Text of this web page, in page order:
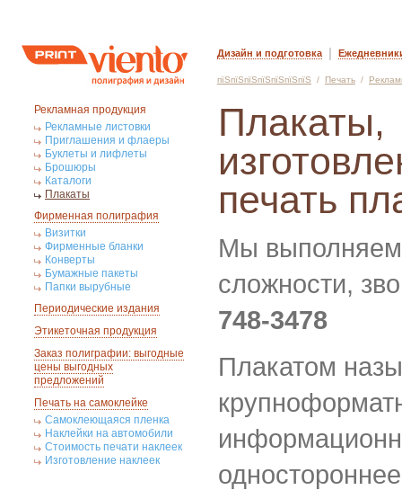
Дизайн и подготовка |
пїЅпїЅпїЅпїЅпїЅпїЅпїЅ / Печать /
Рекламная продукция
Рекламные листовки
Приглашения и флаеры
Буклеты и лифлеты
Брошюры
Каталоги
Плакаты
Фирменная полиграфия
Визитки
Фирменные бланки
Конверты
Бумажные пакеты
Папки вырубные
Периодические издания
Этикеточная продукция
Заказ полиграфии: выгодные
цены выгодных
предложений
Печать на самоклейке
Самоклеющаяся пленка
Наклейки на автомобили
Стоимость печати наклеек
Изготовление наклеек
Плакаты,
печать
Мы
сложности,
748-3478
Плакатом